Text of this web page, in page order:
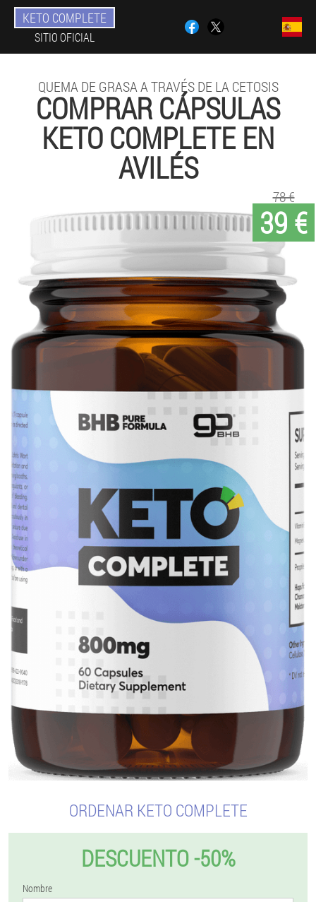
KETO COMPLETE
SITIO OFICIAL
QUEMA DE GRASA A TRAVÉS DE LA CETOSIS
COMPRAR CÁPSULAS
KETO COMPLETE EN
AVILÉS
39 €
78 €
ORDENAR KETO COMPLETE
DESCUENTO -50%
Nombre